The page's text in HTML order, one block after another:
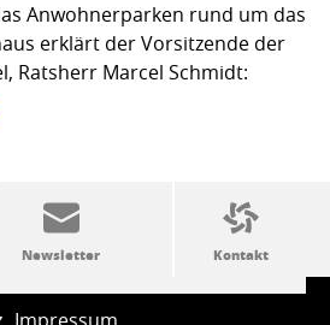
Anwohnerparken rund um das
erklärt der Vorsitzende der
Ratsherr Marcel Schmidt:
Z